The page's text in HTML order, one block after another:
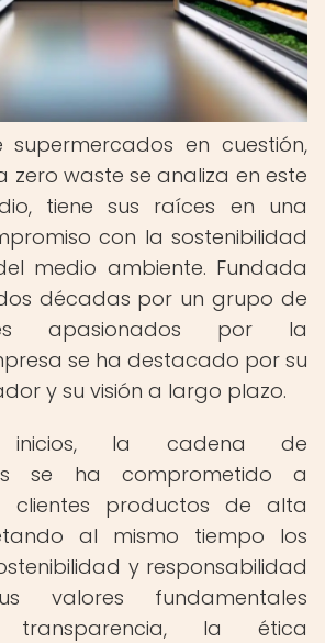
en cuestión,
zero waste se analiza en este
tiene sus raíces en una
con la sostenibilidad
medio ambiente. Fundada
décadas por un grupo de
apasionados por la
se ha destacado por su
y su visión a largo plazo.
inicios, la cadena de
se ha comprometido a
clientes productos de alta
al mismo tiempo los
y responsabilidad
valores fundamentales
la ética